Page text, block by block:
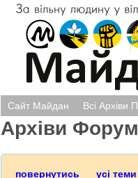
Сайт Майдан Всі Архіви
Архіви
повернутись
усі